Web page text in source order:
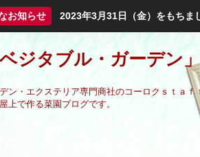
お知らせ 2023年3月31日（金）をもちま
ベジタブル・ガーデン
ン・エクステリア専門商社のコーロクｓｔａｆ
上で作る菜園ブログです。